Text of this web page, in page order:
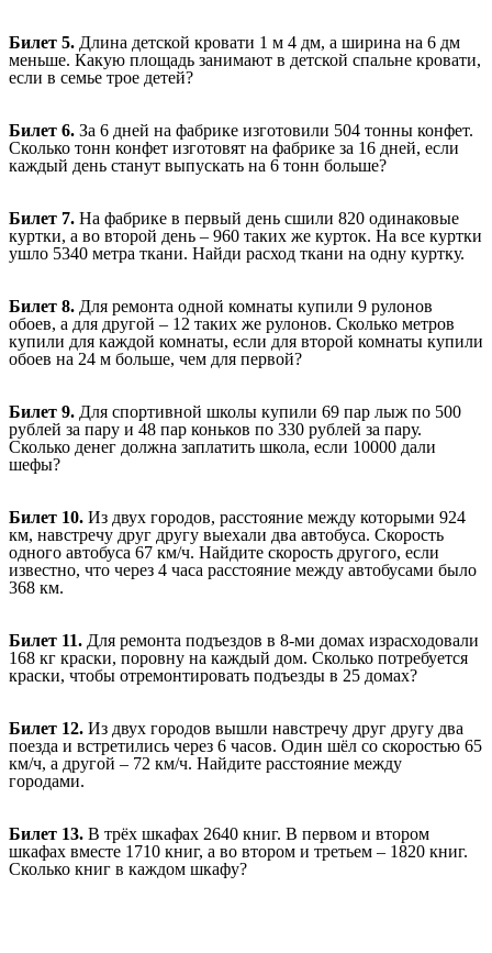
Билет 5. Длина детской кровати 1 м 4 дм, а ширина на 6 дм
меньше. Какую площадь занимают в детской спальне кровати,
если в семье трое детей?
Билет 6. За 6 дней на фабрике изготовили 504 тонны конфет.
Сколько тонн конфет изготовят на фабрике за 16 дней, если
каждый день станут выпускать на 6 тонн больше?
Билет 7. На фабрике в первый день сшили 820 одинаковые
куртки, а во второй день – 960 таких же курток. На все куртки
ушло 5340 метра ткани. Найди расход ткани на одну куртку.
Билет 8. Для ремонта одной комнаты купили 9 рулонов
обоев, а для другой – 12 таких же рулонов. Сколько метров
купили для каждой комнаты, если для второй комнаты купили
обоев на 24 м больше, чем для первой?
Билет 9. Для спортивной школы купили 69 пар лыж по 500
рублей за пару и 48 пар коньков по 330 рублей за пару.
Сколько денег должна заплатить школа, если 10000 дали
шефы?
Билет 10. Из двух городов, расстояние между которыми 924
км, навстречу друг другу выехали два автобуса. Скорость
одного автобуса 67 км/ч. Найдите скорость другого, если
известно, что через 4 часа расстояние между автобусами было
368 км.
Билет 11. Для ремонта подъездов в 8-ми домах израсходовали
168 кг краски, поровну на каждый дом. Сколько потребуется
краски, чтобы отремонтировать подъезды в 25 домах?
Билет 12. Из двух городов вышли навстречу друг другу два
поезда и встретились через 6 часов. Один шёл со скоростью 65
км/ч, а другой – 72 км/ч. Найдите расстояние между
городами.
Билет 13. В трёх шкафах 2640 книг. В первом и втором
шкафах вместе 1710 книг, а во втором и третьем – 1820 книг.
Сколько книг в каждом шкафу?